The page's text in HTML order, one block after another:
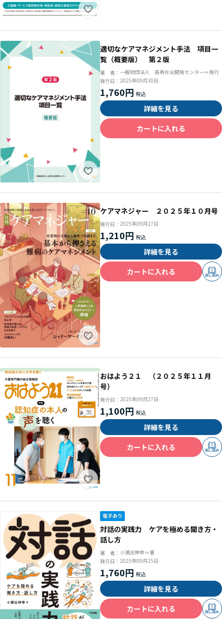
適切なケアマネジメント手法 項目一
覧（概要版） 第２版
著 者： 一般財団法人 長寿社会開発センター＝発行
発行日： 2025年09月30日
1,760円
詳細を見る
カートに入れる
ケアマネジャー ２０２５年１０月号
発行日： 2025年09月27日
1,210円
詳細を見る
カートに入れる
試し読み
おはよう２１ （２０２５年１１月
号）
発行日： 2025年09月27日
1,100円
詳細を見る
カートに入れる
試し読み
対話の実践力 ケアを極める聞き方・
話し方
著 者： 小瀬古伸幸＝著
発行日： 2025年09月25日
1,760円
詳細を見る
カートに入れる
試し読み